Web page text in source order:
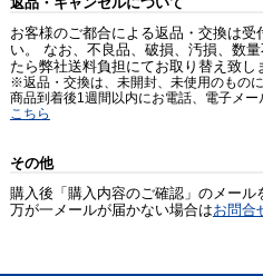
お客様のご都合による返品・交換は
い。 なお、不良品、破損、汚損、数
たら弊社送料負担にてお取り替え致し
※返品・交換は、未開封、未使用のものに
商品到着後1週間以内にお電話、電子メ
こちら
その他
購入後「購入内容のご確認」のメール
万が一メールが届かない場合はお問合